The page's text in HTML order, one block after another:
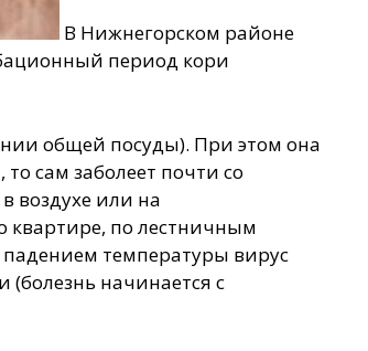
В Нижнегорском районе
период кори
общей посуды). При этом она
сам заболеет почти со
воздухе или на
квартире, по лестничным
температуры вирус
(болезнь начинается с